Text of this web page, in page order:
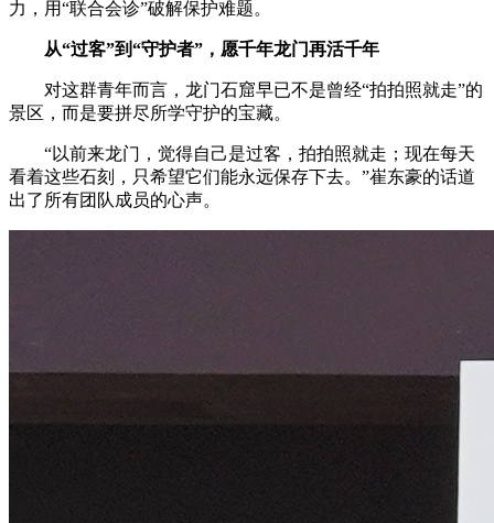
力，用“联合会诊”破解保护难题。
从“过客”到“守护者”， 愿千年龙门再活千年
对这群青年而言，龙门石窟早已不是曾经“拍拍照就走”的
景区，而是要拼尽所学守护的宝藏。
“以前来龙门，觉得自己是过客，拍拍照就走；现在每天
看着这些石刻，只希望它们能永远保存下去。”崔东豪的话道
出了所有团队成员的心声。